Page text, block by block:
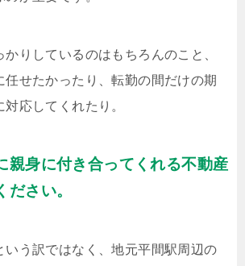
りしているのはもちろんのこと、
任せたかったり、転勤の間だけの期
応してくれたり。
親身に付き合ってくれる不動産
ださい。
いう訳ではなく、地元平間駅周辺の